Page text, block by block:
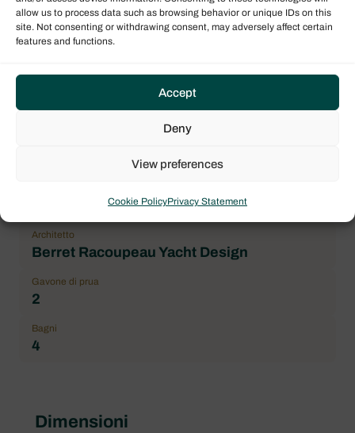
allow us to process data such as browsing behavior or unique IDs on this
site. Not consenting or withdrawing consent, may adversely affect certain
features and functions.
Accept
Deny
View preferences
Cookie PolicyPrivacy Statement
correct
Location
450.000,00 € IVA inclusa
Fountaine Pajot
Architetto
Berret Racoupeau Yacht Design
Gavone di prua
2
Bagni
4
Dimensioni